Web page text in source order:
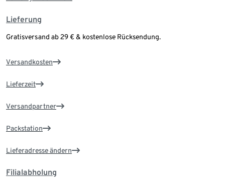
Lieferung
Gratisversand ab 29 € & kostenlose Rücksendung.
Versandkosten
Lieferzeit
Versandpartner
Packstation
Lieferadresse ändern
Filialabholung